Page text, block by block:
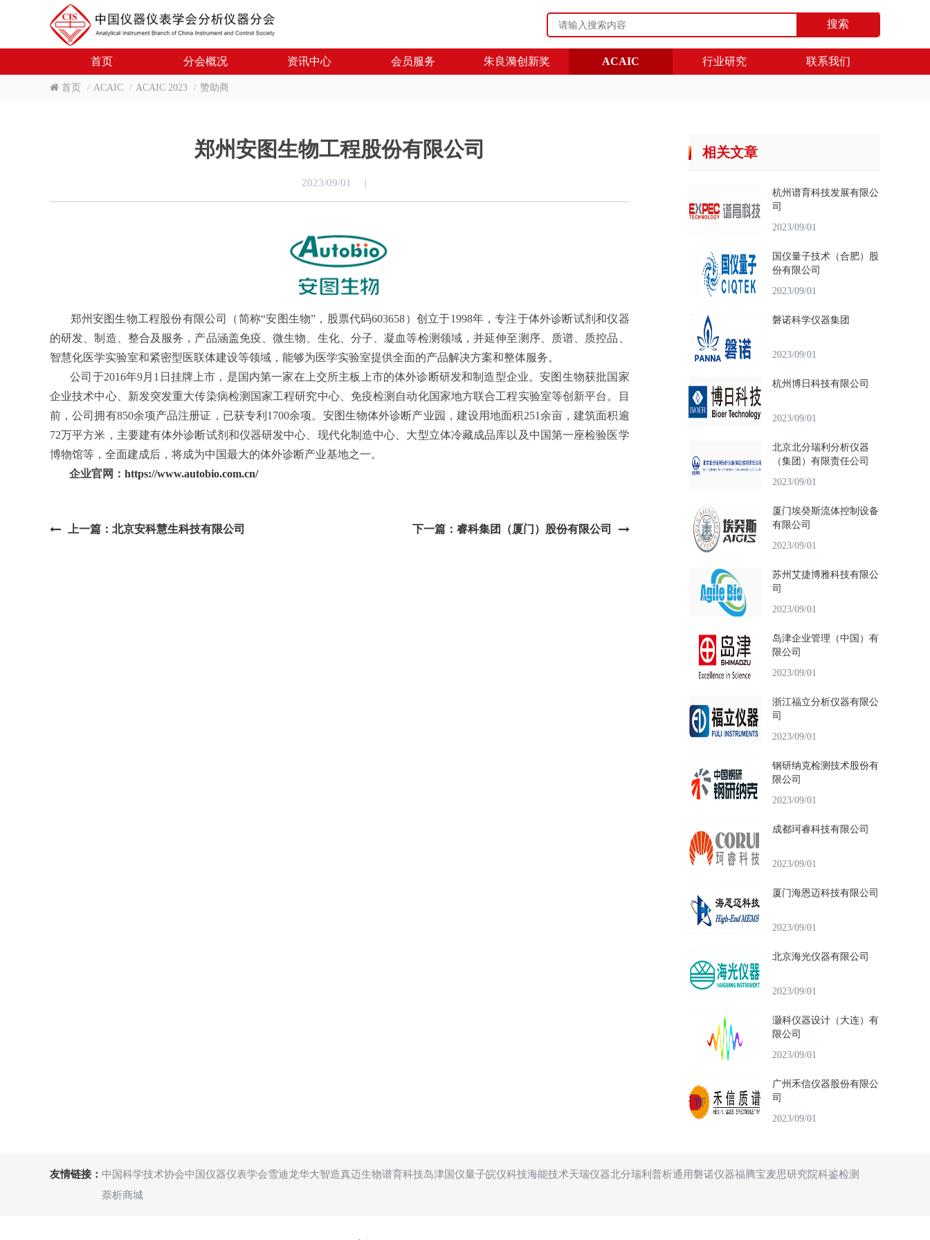
搜索
首页 分会概况 资讯中心 会员服务 朱良漪创新奖 ACAIC 行业研究 联系我们
首页 ACAIC ACAIC 2023 赞助商
郑州安图生物工程股份有限公司
2023/09/01 |
郑州安图生物工程股份有限公司（简称“安图生物”，股票代码603658）创立于1998年，专注于体外诊断试剂和仪器
的研发、制造、整合及服务，产品涵盖免疫、微生物、生化、分子、凝血等检测领域，并延伸至测序、质谱、质控品、
智慧化医学实验室和紧密型医联体建设等领域，能够为医学实验室提供全面的产品解决方案和整体服务。
公司于2016年9月1日挂牌上市，是国内第一家在上交所主板上市的体外诊断研发和制造型企业。安图生物获批国家
企业技术中心、新发突发重大传染病检测国家工程研究中心、免疫检测自动化国家地方联合工程实验室等创新平台。目
前，公司拥有850余项产品注册证，已获专利1700余项。安图生物体外诊断产业园，建设用地面积251余亩，建筑面积逾
72万平方米，主要建有体外诊断试剂和仪器研发中心、现代化制造中心、大型立体冷藏成品库以及中国第一座检验医学
博物馆等，全面建成后，将成为中国最大的体外诊断产业基地之一。
企业官网： https://www.autobio.com.cn/
上一篇：北京安科慧生科技有限公司 下一篇：睿科集团（厦门）股份有限公司
相关文章
杭州谱育科技发展有限公
司
2023/09/01
国仪量子技术（合肥）股
份有限公司
2023/09/01
磐诺科学仪器集团
2023/09/01
杭州博日科技有限公司
2023/09/01
北京北分瑞利分析仪器
（集团）有限责任公司
2023/09/01
厦门埃癸斯流体控制设备
有限公司
2023/09/01
苏州艾捷博雅科技有限公
司
2023/09/01
岛津企业管理（中国）有
限公司
2023/09/01
浙江福立分析仪器有限公
司
2023/09/01
钢研纳克检测技术股份有
限公司
2023/09/01
成都珂睿科技有限公司
2023/09/01
厦门海恩迈科技有限公司
2023/09/01
北京海光仪器有限公司
2023/09/01
灏科仪器设计（大连）有
限公司
2023/09/01
广州禾信仪器股份有限公
司
2023/09/01
友情链接： 中国科学技术协会中国仪器仪表学会雪迪龙华大智造真迈生物谱育科技岛津国仪量子皖仪科技海能技术天瑞仪器北分瑞利 普析通用磐诺仪器福腾宝麦思研究院科鉴检测
萘析商城